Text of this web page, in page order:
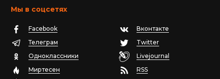
Мы в соцсетях
Facebook
Вконтакте
Телеграм
Twitter
Одноклассники
Livejournal
Миртесен
RSS